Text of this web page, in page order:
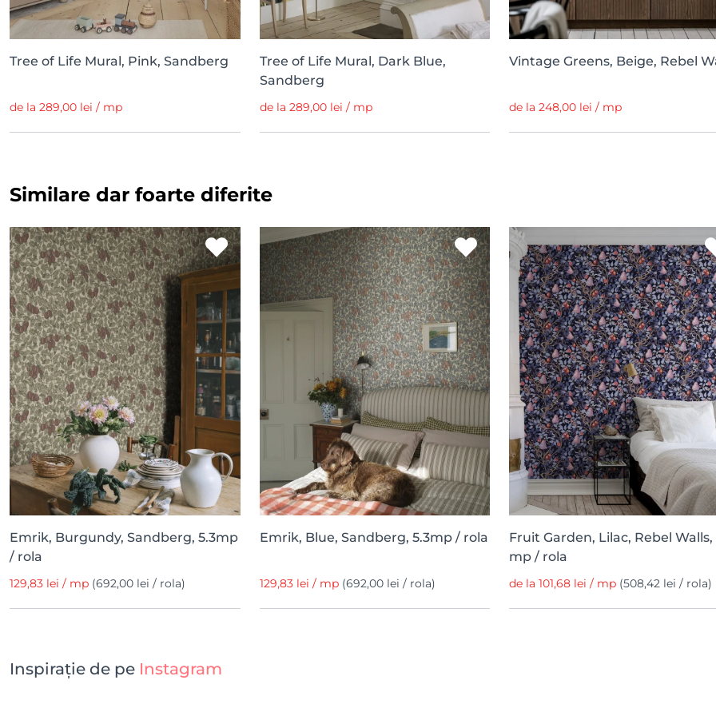
Tree of Life Mural, Pink, Sandberg
de la 289,00 lei / mp
Tree of Life Mural, Dark Blue,
Sandberg
de la 289,00 lei / mp
Vintage Greens, Beige, Rebel
de la 248,00 lei / mp
Similare dar foarte diferite
Emrik, Burgundy, Sandberg, 5.3mp
/ rola
129,83 lei / mp (692,00 lei / rola)
Emrik, Blue, Sandberg, 5.3mp / rola
129,83 lei / mp (692,00 lei / rola)
Fruit Garden, Lilac, Rebel Walls,
mp / rola
de la 101,68 lei / mp (508,42 lei / rola)
Inspirație de pe Instagram